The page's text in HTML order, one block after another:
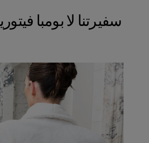
سفيرتنا لا بومبا